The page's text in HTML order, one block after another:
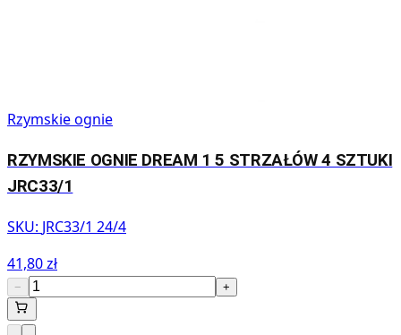
Rzymskie ognie
RZYMSKIE OGNIE DREAM 1 5 STRZAŁÓW 4 SZTUKI
JRC33/1
SKU: JRC33/1 24/4
41,80 zł
− +